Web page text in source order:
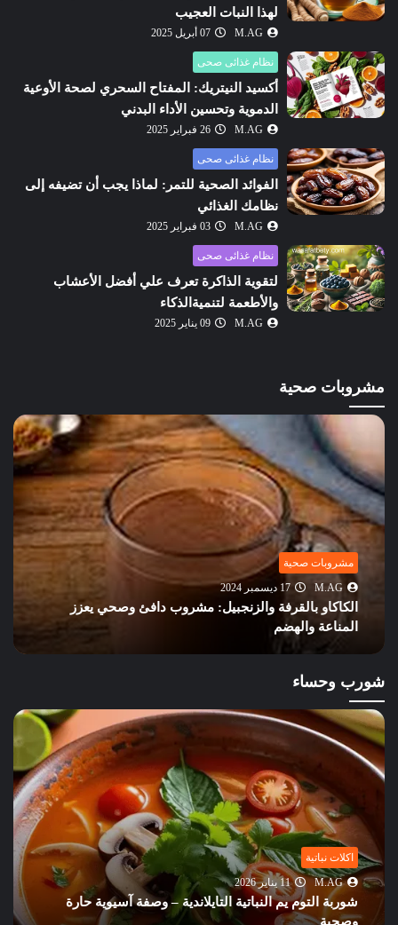
لهذا النبات العجيب
M.AG 07 أبريل 2025
نظام غذائى صحى
أكسيد النيتريك: المفتاح السحري لصحة الأوعية
الدموية وتحسين الأداء البدني
M.AG 26 فبراير 2025
نظام غذائى صحى
الفوائد الصحية للتمر: لماذا يجب أن تضيفه إلى
نظامك الغذائي
M.AG 03 فبراير 2025
نظام غذائى صحى
لتقوية الذاكرة تعرف علي أفضل الأعشاب
والأطعمة لتنميةالذكاء
M.AG 09 يناير 2025
مشروبات صحية
مشروبات صحية
M.AG
16 ديسمبر 2024
المشروبات الوظيفية: الحل الأمثل لتحسين المناعة
والتركيز
شورب وحساء
شورب وحساء
M.AG
11 يناير 2026
شوربة الأرز والفول السوداني الإفريقية – وصفة كريمية
غنية بالنكهات